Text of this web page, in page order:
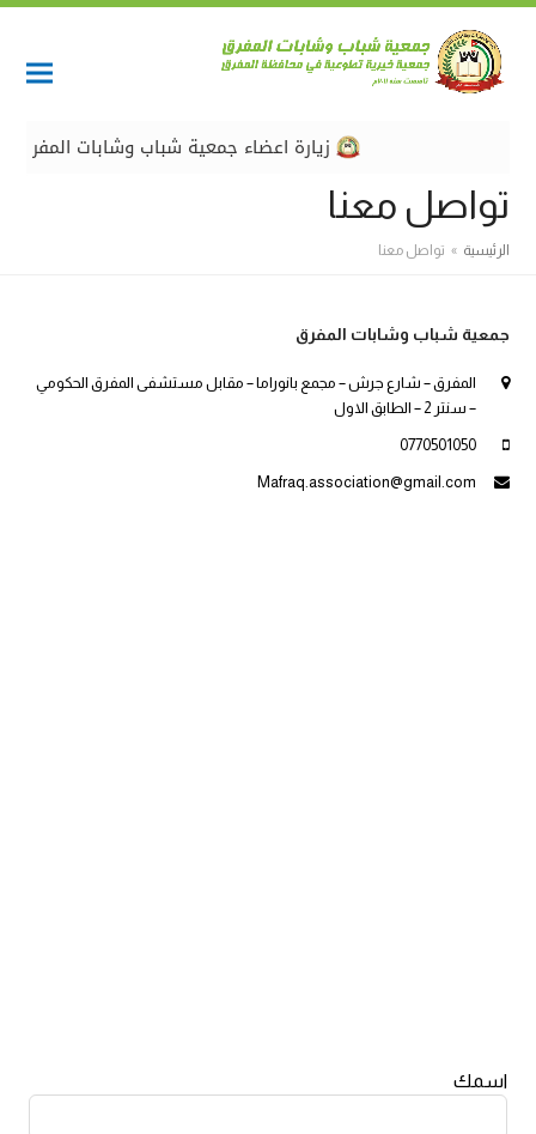
زيارة اعضاء جمعية شباب وشابات المفرق
تواصل معنا
الرئيسية » تواصل معنا
جمعية شباب وشابات المفرق
المفرق – شارع جرش – مجمع بانوراما – مقابل مستشفى المفرق الحكومي
– سنتر 2 – الطابق الاول
0770501050
Mafraq.association@gmail.com
Leave
اسمك